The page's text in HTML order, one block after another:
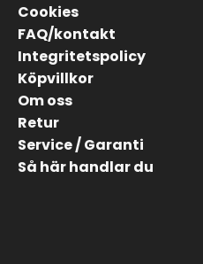
Cookies
FAQ/kontakt
Integritetspolicy
Köpvillkor
Om oss
Retur
Service / Garanti
Så här handlar du